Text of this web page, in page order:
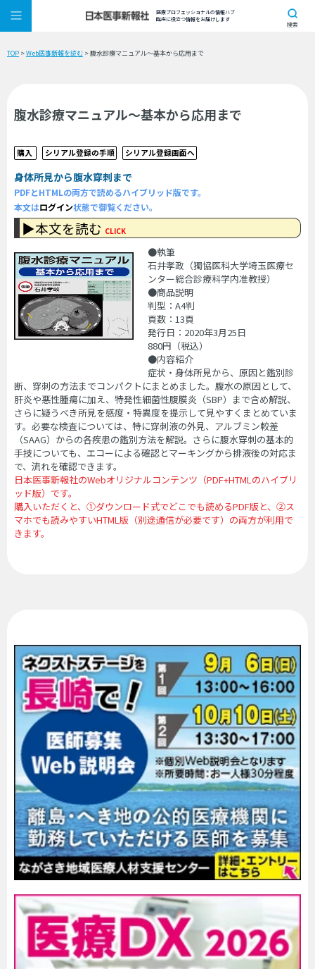
医療プロフェッショナルの情報ハブ
臨床に役立つ情報をお届けします
検索
TOP >Web医事新報を読む > 腹水診療マニュアル〜基本から応用まで
腹水診療マニュアル〜基本から応用まで
購入 シリアル登録の手順 シリアル登録画面へ
身体所見から腹水穿刺まで
PDFとHTMLの両方で読めるハイブリッド版です。
本文はログイン状態で御覧ください。
▶本文を読む CLICK
●執筆
石井孝政（獨協医科大学埼玉医療セ
ンター総合診療科学内准教授）
●商品説明
判型：A4判
頁数：13頁
発行日：2020年3月25日
880円（税込）
●内容紹介
症状・身体所見から、原因と鑑別診
断、穿刺の方法までコンパクトにまとめました。腹水の原因として、
肝炎や悪性腫瘍に加え、特発性細菌性腹膜炎（SBP）まで含め解説、
さらに疑うべき所見を感度・特異度を提示して見やすくまとめていま
す。必要な検査については、特に穿刺液の外見、アルブミン較差
（SAAG）からの各疾患の鑑別方法を解説。さらに腹水穿刺の基本的
手技についても、エコーによる確認とマーキングから排液後の対応ま
で、流れを確認できます。
日本医事新報社のWebオリジナルコンテンツ（PDF+HTMLのハイブリ
ッド版）です。
購入いただくと、①ダウンロード式でどこでも読めるPDF版と、②ス
マホでも読みやすいHTML版（別途通信が必要です）の両方が利用で
きます。